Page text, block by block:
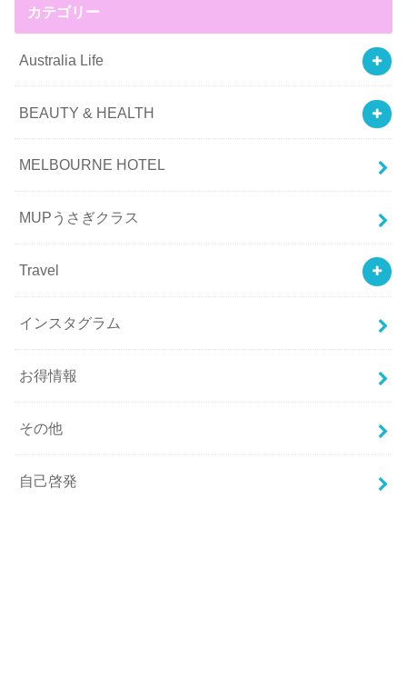
カテゴリー
Australia Life
BEAUTY & HEALTH
MELBOURNE HOTEL
MUPうさぎクラス
Travel
インスタグラム
お得情報
その他
自己啓発